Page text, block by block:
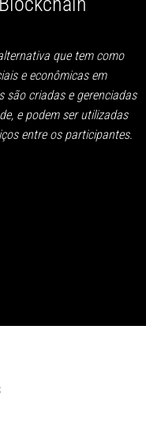
que tem como
e econômicas em
são criadas e gerenciadas
e podem ser utilizadas
entre os participantes.